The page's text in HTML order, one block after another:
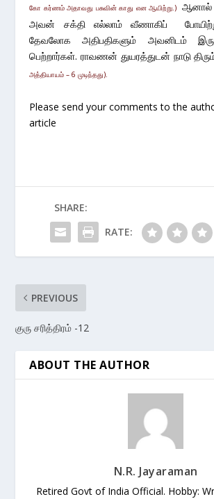
கோ கர்ணம் அதாவது பசுவின் காது என ஆயிற்று.) ஆனால்
அவன் சக்தி எல்லாம் வீணாகிப்
தேவலோக அதிபதிகளும் அவனிடம்
பெற்றார்கள். ராவணன் துயரத்துடன் நாடு
அத்தியாயம் – 6 முடிந்தது).
Please send your comments to the
article
SHARE:
RATE:
PREVIOUS
குரு சரித்திரம் -12
ABOUT THE AUTHOR
N.R. Jayaraman
Retired Govt of India Official. Hobby: